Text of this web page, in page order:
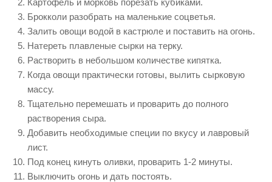
Картофель и морковь порезать кубиками.
Брокколи разобрать на маленькие соцветья.
Залить овощи водой в кастрюле и поставить на огонь.
Натереть плавленые сырки на терку.
Растворить в небольшом количестве кипятка.
Когда овощи практически готовы, вылить сырковую
массу.
Тщательно перемешать и проварить до полного
растворения сыра.
Добавить необходимые специи по вкусу и лавровый
лист.
Под конец кинуть оливки, проварить 1-2 минуты.
Выключить огонь и дать постоять.